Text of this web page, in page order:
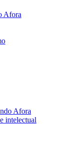
Afora
Afora
intelectual